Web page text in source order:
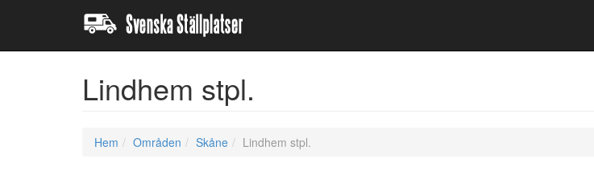
Lindhem stpl.
Hem Områden Skåne Lindhem stpl.